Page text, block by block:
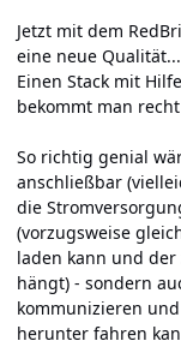
Jetzt mit dem
eine neue Qualität...
Einen Stack mit
bekommt man
So richtig genial
anschließbar
die
(vorzugsweise
laden kann und
hängt) - sondern
kommunizieren
herunter fahren